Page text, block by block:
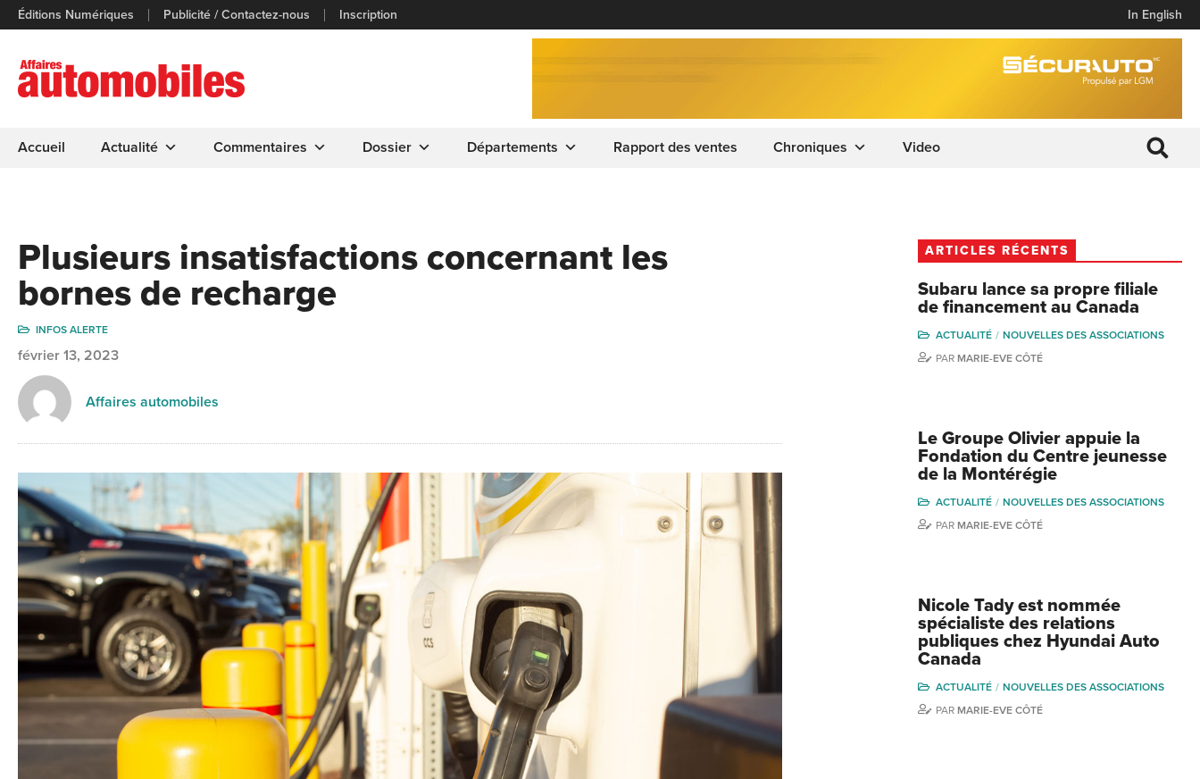
Éditions Numériques Publicité / Contactez-nous Inscription In English
Accueil Actualité Commentaires Dossier Départements Rapport des ventes Chroniques Video
Plusieurs insatisfactions concernant les
bornes de recharge
INFOS ALERTE
février 13, 2023
Affaires automobiles
ARTICLES RÉCENTS
Subaru lance sa propre filiale
de financement au Canada
ACTUALITÉ
NOUVELLES DES ASSOCIATIONS
PAR MARIE-EVE CÔTÉ
Le Groupe Olivier appuie la
Fondation du Centre jeunesse
de la Montérégie
ACTUALITÉ
NOUVELLES DES ASSOCIATIONS
PAR MARIE-EVE CÔTÉ
Nicole Tady est nommée
spécialiste des relations
publiques chez Hyundai Auto
Canada
ACTUALITÉ
NOUVELLES DES ASSOCIATIONS
PAR MARIE-EVE CÔTÉ